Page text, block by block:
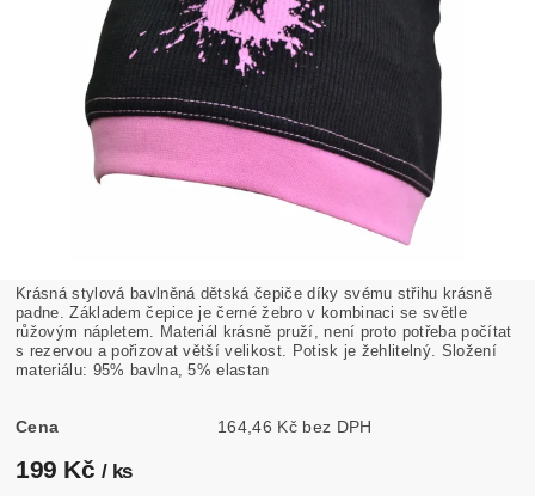
Krásná stylová bavlněná dětská čepiče díky svému střihu krásně
padne. Základem čepice je černé žebro v kombinaci se světle
růžovým nápletem. Materiál krásně pruží, není proto potřeba počítat
s rezervou a pořizovat větší velikost. Potisk je žehlitelný. Složení
materiálu: 95% bavlna, 5% elastan
Cena 164,46 Kč bez DPH
199 Kč / ks